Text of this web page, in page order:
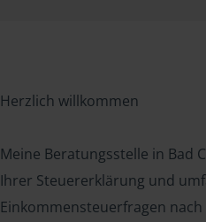
Herzlich willkommen
Meine Beratungsstelle in Bad
Ihrer Steuererklärung und
Einkommensteuerfragen nach